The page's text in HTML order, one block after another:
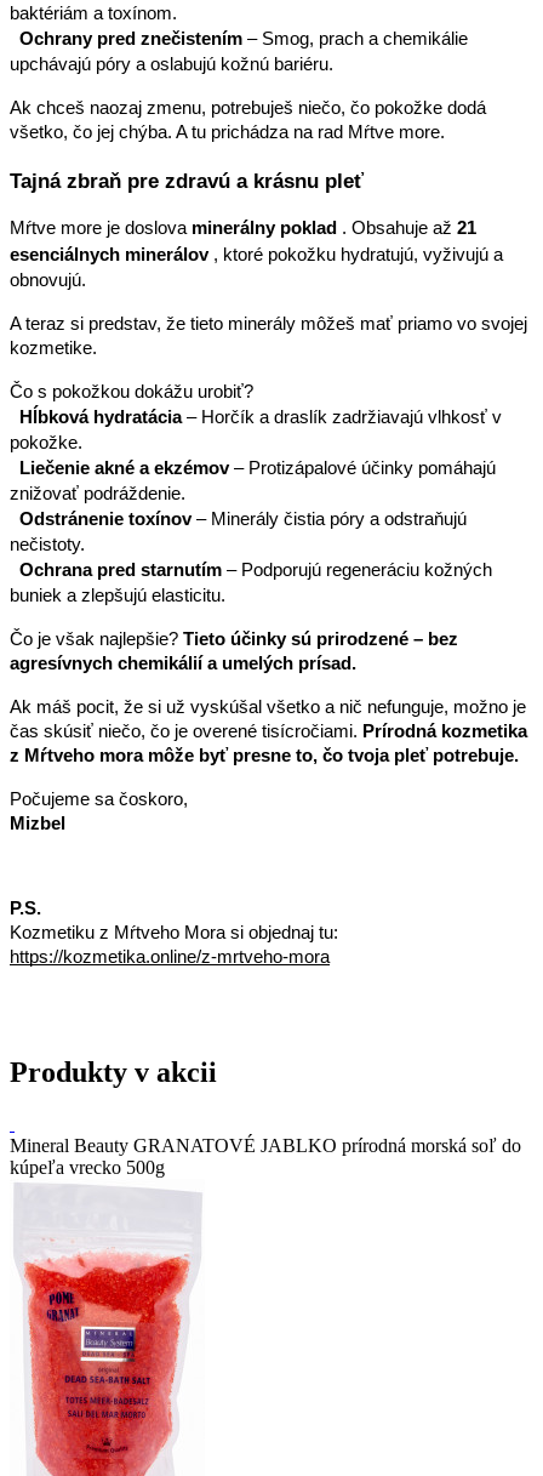
baktériám a toxínom.
Ochrany pred znečistením – Smog, prach a chemikálie
upchávajú póry a oslabujú kožnú bariéru.
Ak chceš naozaj zmenu, potrebuješ niečo, čo pokožke dodá
všetko, čo jej chýba. A tu prichádza na rad Mŕtve more.
Tajná zbraň pre zdravú a krásnu pleť
Mŕtve more je doslova minerálny poklad . Obsahuje až 21
esenciálnych minerálov , ktoré pokožku hydratujú, vyživujú a
obnovujú.
A teraz si predstav, že tieto minerály môžeš mať priamo vo svojej
kozmetike.
Čo s pokožkou dokážu urobiť?
Hĺbková hydratácia – Horčík a draslík zadržiavajú vlhkosť v
pokožke.
Liečenie akné a ekzémov – Protizápalové účinky pomáhajú
znižovať podráždenie.
Odstránenie toxínov – Minerály čistia póry a odstraňujú
nečistoty.
Ochrana pred starnutím – Podporujú regeneráciu kožných
buniek a zlepšujú elasticitu.
Čo je však najlepšie? Tieto účinky sú prirodzené – bez
agresívnych chemikálií a umelých prísad.
Ak máš pocit, že si už vyskúšal všetko a nič nefunguje, možno je
čas skúsiť niečo, čo je overené tisícročiami. Prírodná kozmetika
z Mŕtveho mora môže byť presne to, čo tvoja pleť potrebuje.
Počujeme sa čoskoro,
Mizbel
P.S.
Kozmetiku z Mŕtveho Mora si objednaj tu:
https://kozmetika.online/z-mrtveho-mora
Produkty v akcii
Mineral Beauty GRANATOVÉ JABLKO prírodná morská soľ do
kúpeľa vrecko 500g